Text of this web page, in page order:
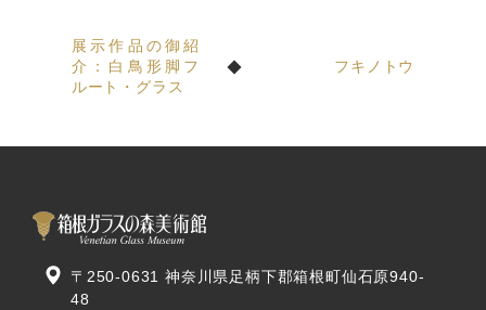
展示作品の御紹
介：白鳥形脚フ
ルート・グラス
フキノトウ
〒250-0631 神奈川県足柄下郡箱根町仙石原940-
48